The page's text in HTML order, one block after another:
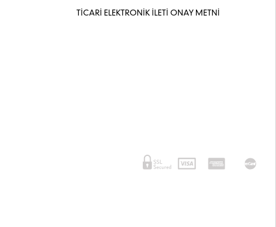
TİCARİ ELEKTRONİK İLETİ ONAY METNİ